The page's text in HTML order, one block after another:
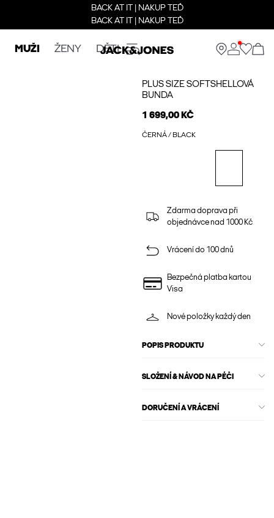
BACK AT IT | NAKUP TEĎ
BACK AT IT | NAKUP TEĎ
MUŽI ŽENY DĚTI
PLUS SIZE SOFTSHELLOVÁ
BUNDA
1 699,00 KČ
ČERNÁ / BLACK
Zdarma doprava při
objednávce nad 1000 Kč
Vrácení do 100 dnů
Bezpečná platba kartou
Visa
Nové položky každý den
POPIS PRODUKTU
SLOŽENÍ & NÁVOD NA PÉČI
DORUČENÍ A VRÁCENÍ